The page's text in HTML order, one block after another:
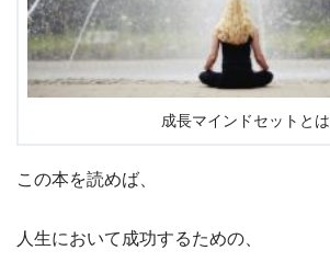
成長マインドセットとは
この本を読めば、
人生において成功するための、